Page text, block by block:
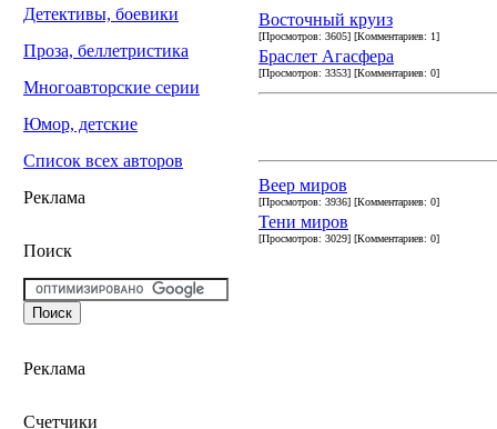
Детективы, боевики
Проза, беллетристика
Многоавторские серии
Юмор, детские
Список всех авторов
Реклама
Поиск
Реклама
Счетчики
Восточный круиз
[Просмотров: 3605] [Комментариев: 1]
Браслет Агасфера
[Просмотров: 3353] [Комментариев: 0]
Веер миров
[Просмотров: 3936] [Комментариев: 0]
Тени миров
[Просмотров: 3029] [Комментариев: 0]